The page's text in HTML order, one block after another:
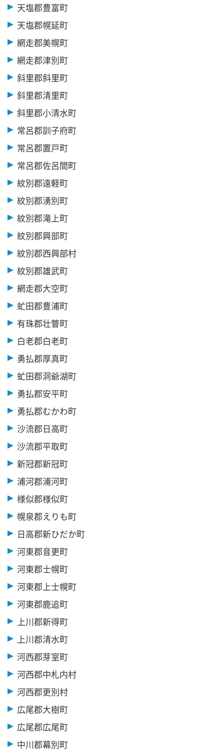
天塩郡豊富町
天塩郡幌延町
網走郡美幌町
網走郡津別町
斜里郡斜里町
斜里郡清里町
斜里郡小清水町
常呂郡訓子府町
常呂郡置戸町
常呂郡佐呂間町
紋別郡遠軽町
紋別郡湧別町
紋別郡滝上町
紋別郡興部町
紋別郡西興部村
紋別郡雄武町
網走郡大空町
虻田郡豊浦町
有珠郡壮瞥町
白老郡白老町
勇払郡厚真町
虻田郡洞爺湖町
勇払郡安平町
勇払郡むかわ町
沙流郡日高町
沙流郡平取町
新冠郡新冠町
浦河郡浦河町
様似郡様似町
幌泉郡えりも町
日高郡新ひだか町
河東郡音更町
河東郡士幌町
河東郡上士幌町
河東郡鹿追町
上川郡新得町
上川郡清水町
河西郡芽室町
河西郡中札内村
河西郡更別村
広尾郡大樹町
広尾郡広尾町
中川郡幕別町